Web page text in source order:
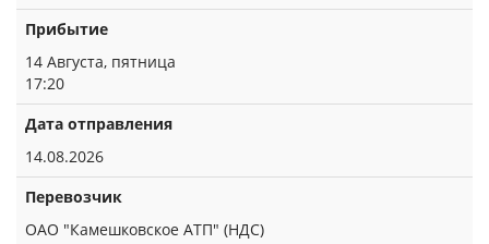
Прибытие
14 Августа, пятница
17:20
Дата отправления
14.08.2026
Перевозчик
ОАО "Камешковское АТП" (НДС)